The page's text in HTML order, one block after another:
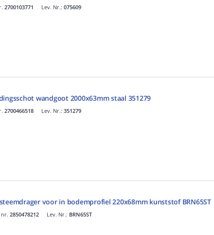
2700103771 Lev. Nr.: 075609
wandgoot 2000x63mm staal 351279
2700466518 Lev. Nr.: 351279
voor in bodemprofiel 220x68mm kunststof BRN65ST
2850478212 Lev. Nr.: BRN65ST